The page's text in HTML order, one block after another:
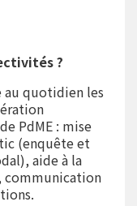
?
au quotidien les
PdME : mise
(enquête et
aide à la
communication